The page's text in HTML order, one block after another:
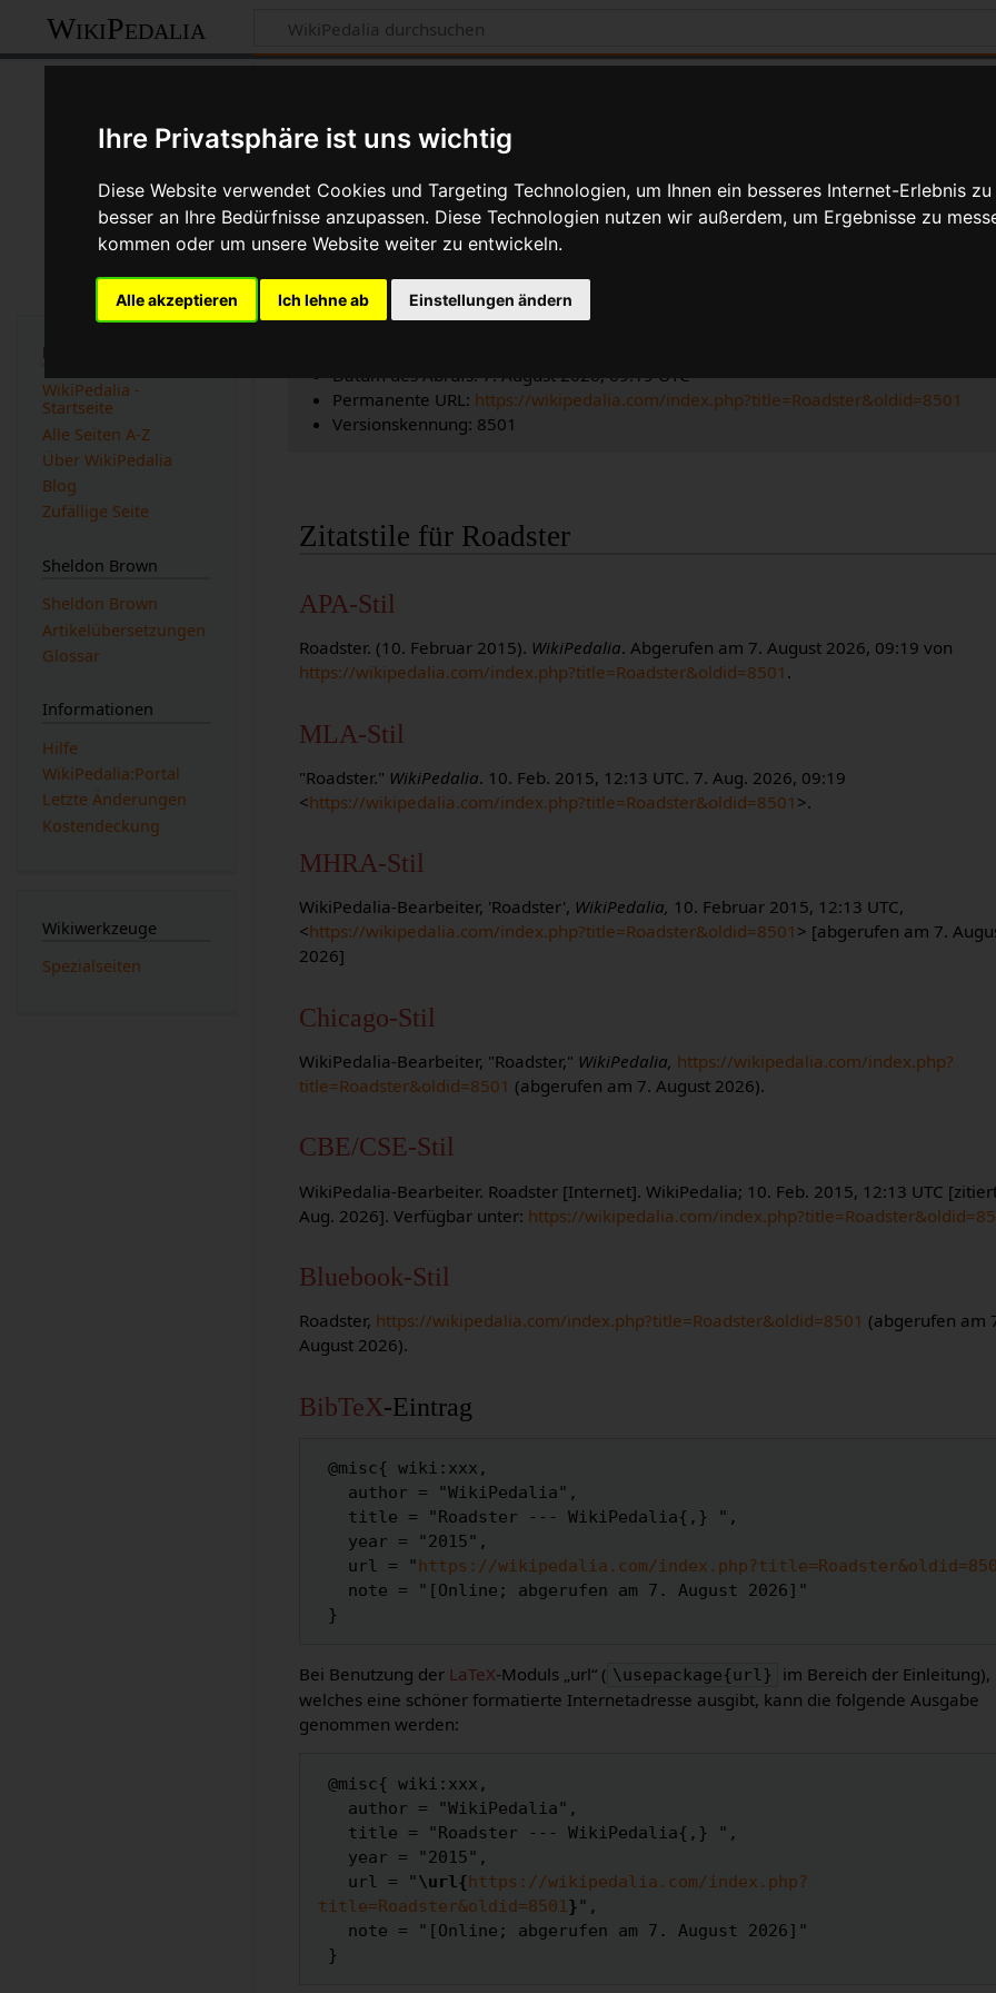
Ihre Privatsphäre ist uns wichtig
Diese Website verwendet Cookies und Targeting Technologien, um Ihnen ein besseres Internet-Erlebnis
besser an Ihre Bedürfnisse anzupassen. Diese Technologien nutzen wir außerdem, um Ergebnisse zu
kommen oder um unsere Website weiter zu entwickeln.
Alle akzeptieren Ich lehne ab Einstellungen ändern
WikiPedalia
Bibliografische Angaben für Roadster
Seitentitel: Roadster
Autor(en): WikiPedalia-Bearbeiter
Herausgeber:WikiPedalia.
Datum des Abrufs: 7. August 2026, 09:19 UTC
Permanente URL: https://wikipedalia.com/index.php?title=Roadster&oldid=8501
Versionskennung: 8501
Zitatstile für Roadster
APA-Stil
Roadster. (10. Februar 2015). WikiPedalia. Abgerufen am 7. August 2026, 09:19 von
https://wikipedalia.com/index.php?title=Roadster&oldid=8501 .
MLA-Stil
"Roadster." WikiPedalia. 10. Feb. 2015, 12:13 UTC. 7. Aug. 2026, 09:19
<https://wikipedalia.com/index.php?title=Roadster&oldid=8501 >.
MHRA-Stil
WikiPedalia-Bearbeiter, 'Roadster', WikiPedalia, 10. Februar 2015, 12:13 UTC,
<https://wikipedalia.com/index.php?title=Roadster&oldid=8501 > [abgerufen am 7.
2026]
Chicago-Stil
WikiPedalia-Bearbeiter, "Roadster," WikiPedalia, https://wikipedalia.com/index.php?
title=Roadster&oldid=8501 (abgerufen am 7. August 2026).
CBE/CSE-Stil
WikiPedalia-Bearbeiter. Roadster [Internet]. WikiPedalia; 10. Feb. 2015, 12:13 UTC
Aug. 2026]. Verfügbar unter: https://wikipedalia.com/
Bluebook-Stil
Roadster, https://wikipedalia.com/index.php?title=Roadster&oldid=8501 (abgerufen am
August 2026).
BibTeX-Eintrag
   url = "
https://wikipedalia.com/
Bei Benutzung der LaTeX-Moduls „url“ ( \usepackage{url}
im Bereich der Einleitung),
welches eine schöner formatierte Internetadresse ausgibt, kann die folgende Ausgabe
genommen werden:
   url = "
\url{https://wikipedalia.com/index.php?
title=Roadster&oldid=8501}",
Navigation
WikiPedalia -
Startseite
Alle Seiten A-Z
Über WikiPedalia
Blog
Zufällige Seite
Sheldon Brown
Sheldon Brown
Artikelübersetzungen
Glossar
Informationen
Hilfe
WikiPedalia:Portal
Letzte Änderungen
Kostendeckung
Wikiwerkzeuge
Spezialseiten